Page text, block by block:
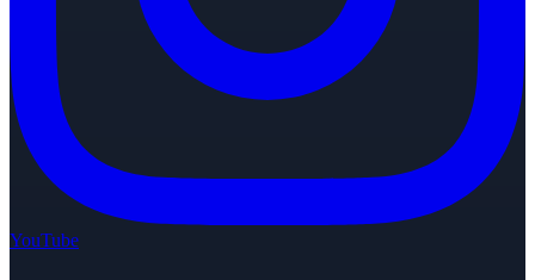
YouTube